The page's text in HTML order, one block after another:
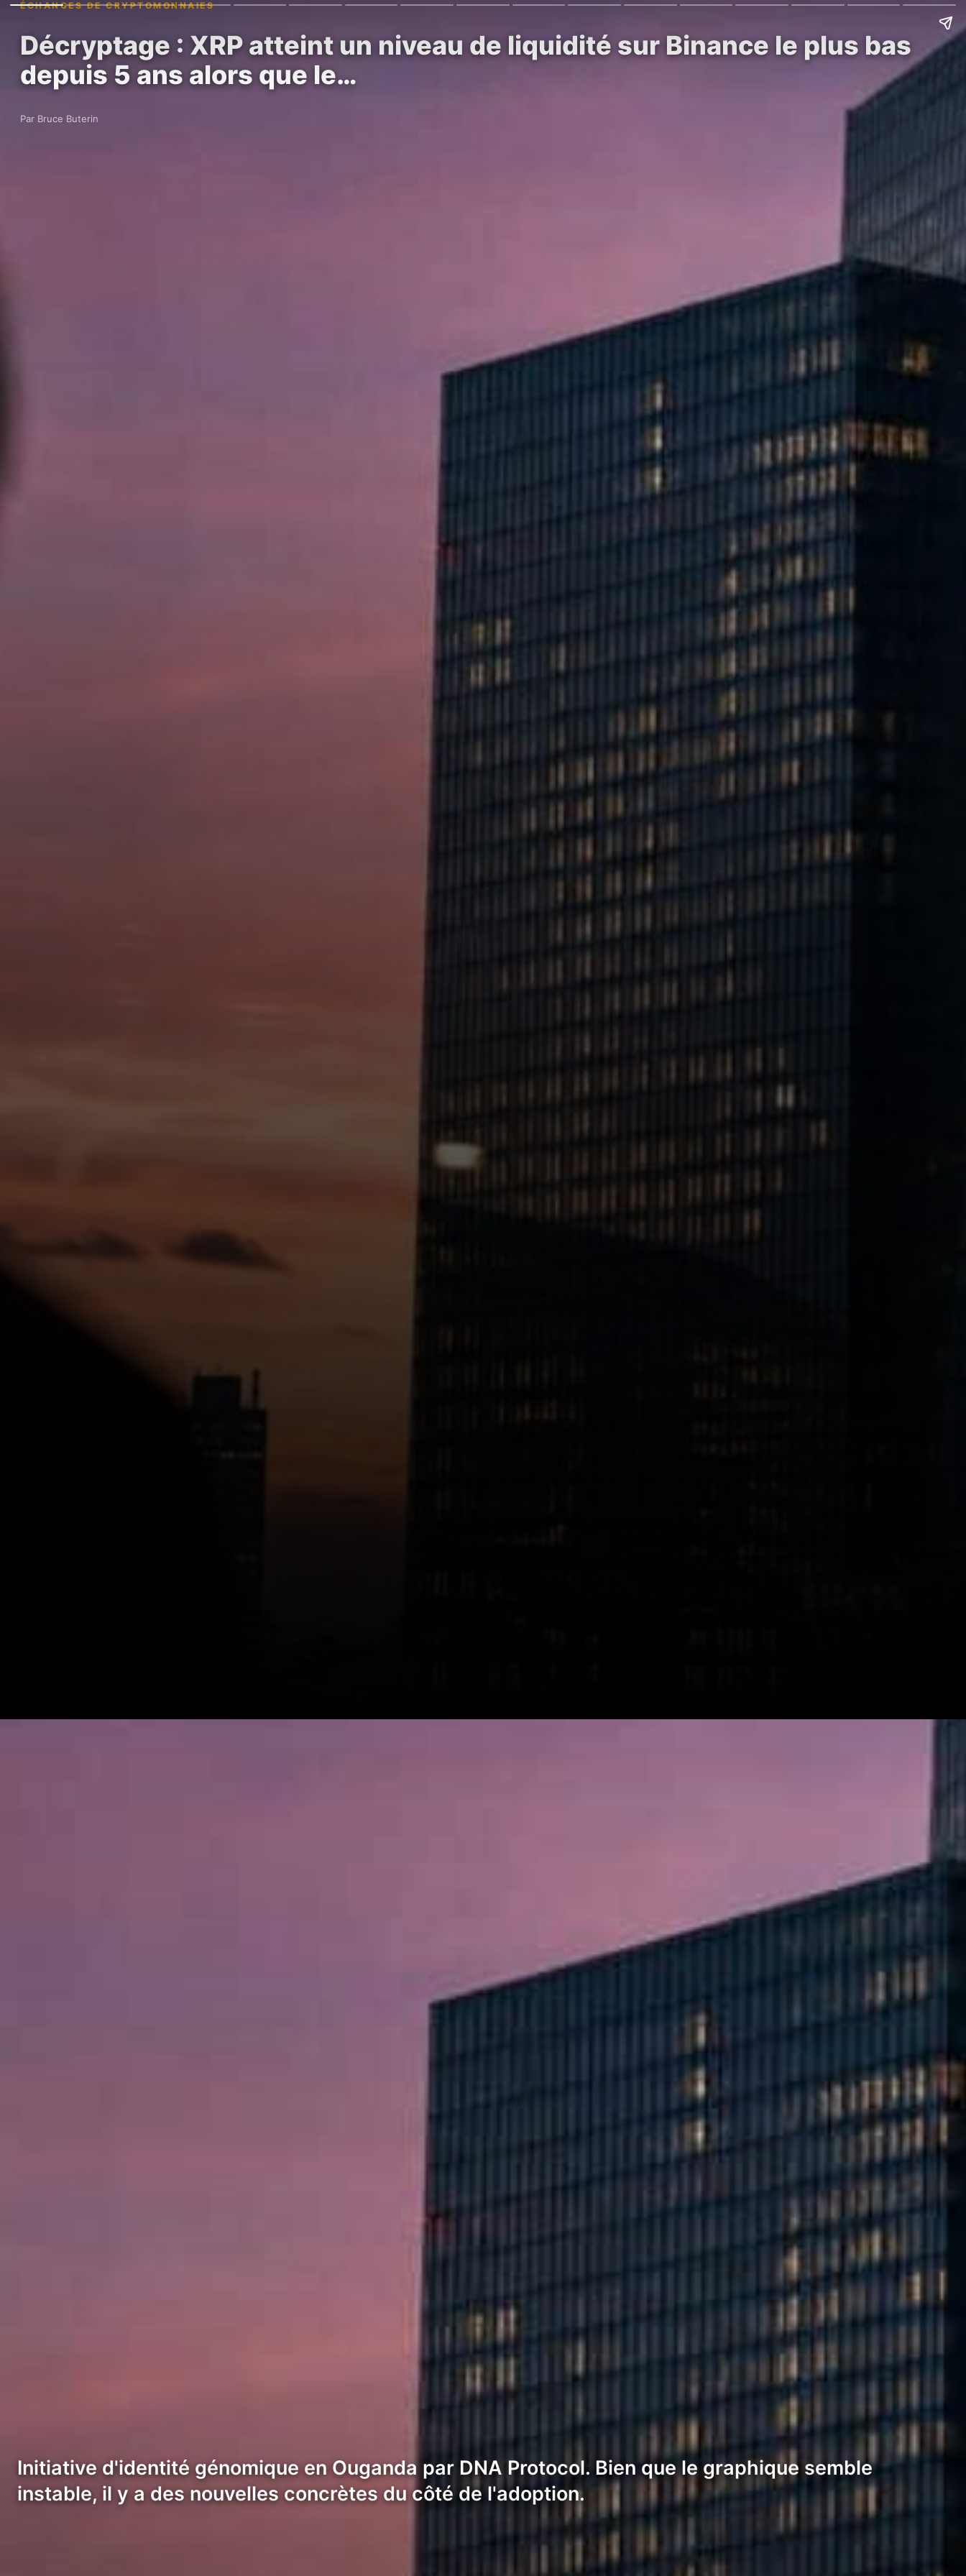
ÉCHANGES DE CRYPTOMONNAIES
Décryptage : XRP atteint un niveau de liquidité sur Binance le plus bas
depuis 5 ans alors que le…
Par Bruce Buterin
Initiative d'identité génomique en Ouganda par DNA Protocol. Bien que le graphique semble
instable, il y a des nouvelles concrètes du côté de l'adoption.